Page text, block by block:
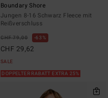
Boundary Shore
Jungen 8-16 Schwarz Fleece mit
Reißverschluss
CHF 79,00 63%
CHF 29,62
SALE
DOPPELTER RABATT EXTRA 25%